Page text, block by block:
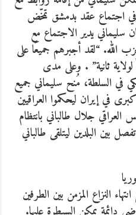
اجتماع عقد بدمشق تمخّض
سليماني يدير الاجتماع مع
الله. “لقد أجبرهم جميعًا على
لولاية ثانية” . وعلى مدى
في السلطة، مُنح سليماني جميع
في إيران ليحكموا العراقيين
العراقي جلال طالباني بانتظام
بين البلدين ليتلقى طالباني
النزاع المزمن بين الطرفين